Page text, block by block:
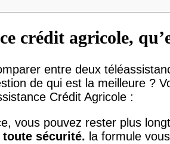
crédit agricole,
entre deux
de qui est la meilleure ?
Crédit Agricole :
vous pouvez rester plus
sécurité. la formule